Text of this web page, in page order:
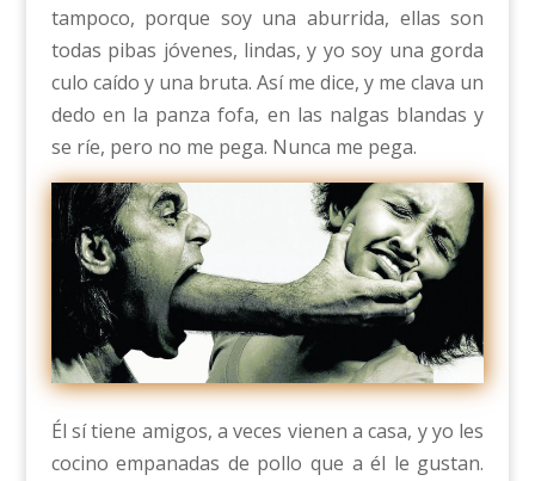
tampoco, porque soy una aburrida, ellas son
todas pibas jóvenes, lindas, y yo soy una gorda
culo caído y una bruta. Así me dice, y me clava un
dedo en la panza fofa, en las nalgas blandas y
se ríe, pero no me pega. Nunca me pega.
Él sí tiene amigos, a veces vienen a casa, y yo les
cocino empanadas de pollo que a él le gustan.